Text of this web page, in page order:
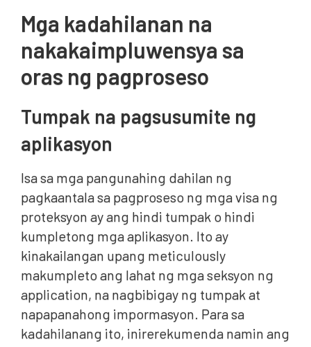
Mga kadahilanan na
nakakaimpluwensya sa
oras ng pagproseso
Tumpak na pagsusumite ng
aplikasyon
Isa sa mga pangunahing dahilan ng
pagkaantala sa pagproseso ng mga visa ng
proteksyon ay ang hindi tumpak o hindi
kumpletong mga aplikasyon. Ito ay
kinakailangan upang meticulously
makumpleto ang lahat ng mga seksyon ng
application, na nagbibigay ng tumpak at
napapanahong impormasyon. Para sa
kadahilanang ito, inirerekumenda namin ang